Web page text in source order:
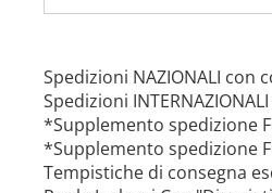
Spedizioni NAZIONALI con
Spedizioni
*Supplemento spedizione
*Supplemento spedizione
Tempistiche di consegna